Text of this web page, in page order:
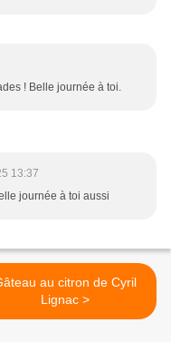
! Belle journée à toi.
13:37
journée à toi aussi
au citron de Cyril
Lignac >